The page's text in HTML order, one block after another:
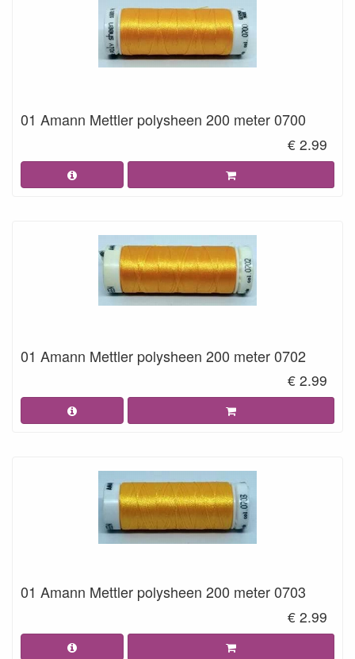
01 Amann Mettler polysheen 200 meter 0700
€ 2.99
01 Amann Mettler polysheen 200 meter 0702
€ 2.99
01 Amann Mettler polysheen 200 meter 0703
€ 2.99